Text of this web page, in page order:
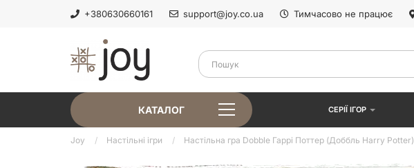
+380630660161 support@joy.co.ua Тимчасово не працює
КАТАЛОГ СЕРІЇ ІГОР
Joy Настільні ігри Настільна гра Dobble Гаррі Поттер (Доббль Harry Potter)